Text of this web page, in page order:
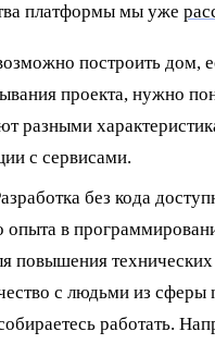
платформы мы уже
построить дом,
проекта, нужно
разными
с сервисами.
без кода
опыта в
повышения
с людьми из
работать.